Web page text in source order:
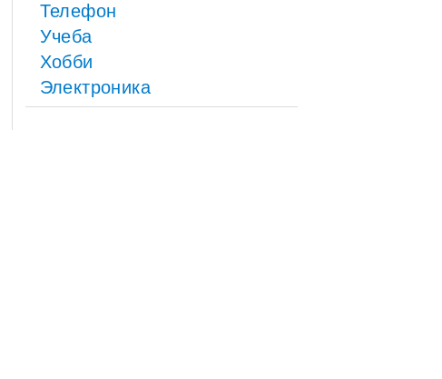
Телефон
Учеба
Хобби
Электроника